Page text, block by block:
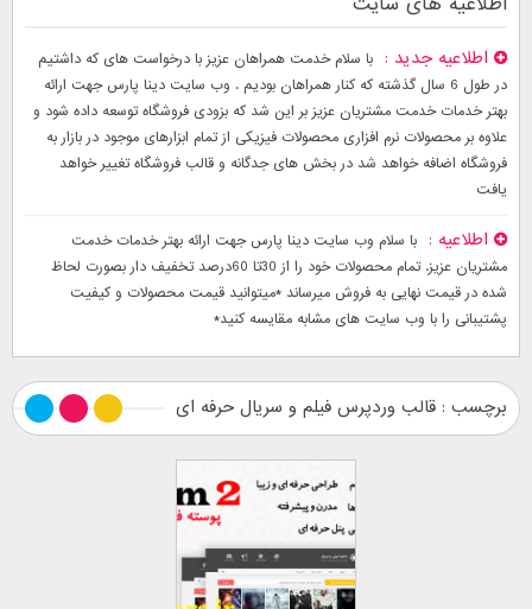
اطلاعیه جدید
با سلام خدمت همراهان عزیز با درخواست های که داشتیم
در طول 6 سال گذشته که کنار همراهان بودیم . وب سایت دینا پارس جهت ارائه
بهتر خدمات خدمت مشتریان عزیز بر این شد که بزودی فروشگاه توسعه داده شود و
علاوه بر محصولات نرم افزاری محصولات فیزیکی از تمام ابزارهای موجود در بازار به
فروشگاه اضافه خواهد شد در بخش های جدگانه و قالب فروشگاه تغییر خواهد
یافت
اطلاعیه
با سلام وب سایت دینا پارس جهت ارائه بهتر خدمات خدمت
مشتریان عزیز. تمام محصولات خود را از 30تا 60درصد تخفیف دار بصورت لحاظ
شده در قیمت نهایی به فروش میرساند *میتوانید قیمت محصولات و کیفیت
پشتیبانی را با وب سایت های مشابه مقایسه کنید*
برچسب : قالب وردپرس فیلم و سریال حرفه ای